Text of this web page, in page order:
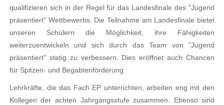
qualifizieren sich in der Regel für das Landesfinale des "Jugend
präsentiert" Wettbewerbs. Die Teilnahme am Landesfinale bietet
unseren Schülern die Möglichkeit, ihre Fähigkeiten
weiterzuentwickeln und sich durch das Team von "Jugend
präsentiert" stetig zu verbessern. Dies eröffnet auch Chancen
für Spitzen- und Begabtenförderung.
Lehrkräfte, die das Fach EP unterrichten, arbeiten eng mit den
Kollegen der achten Jahrgangsstufe zusammen. Ebenso sind